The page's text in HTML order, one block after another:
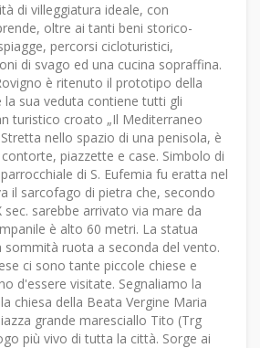
di villeggiatura ideale, con
oltre ai tanti beni storico-
percorsi cicloturistici,
di svago ed una cucina sopraffina.
è ritenuto il prototipo della
sua veduta contiene tutti gli
turistico croato „Il Mediterraneo
nello spazio di una penisola, è
piazzette e case. Simbolo di
di S. Eufemia fu eratta nel
il sarcofago di pietra che, secondo
sec. sarebbe arrivato via mare da
è alto 60 metri. La statua
sommità ruota a seconda del vento.
ci sono tante piccole chiese e
d'essere visitate. Segnaliamo la
chiesa della Beata Vergine Maria
grande maresciallo Tito (Trg
più vivo di tutta la città. Sorge ai